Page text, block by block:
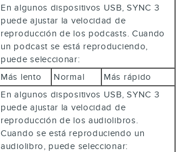
En algunos dispositivos USB, SYNC 3
puede ajustar la velocidad de
reproducción de los podcasts. Cuando
un podcast se está reproduciendo,
puede seleccionar:
Más lento
Normal
Más rápido
En algunos dispositivos USB, SYNC 3
puede ajustar la velocidad de
reproducción de los audiolibros.
Cuando se está reproduciendo un
audiolibro, puede seleccionar: